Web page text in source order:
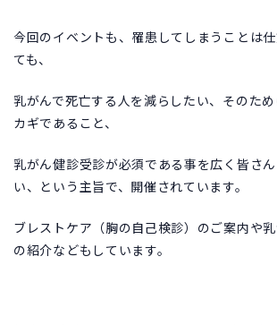
今回のイベントも、罹患してしまうことは
ても、
乳がんで死亡する人を減らしたい、そのた
カギであること、
乳がん健診受診が必須である事を広く皆さ
い、という主旨で、開催されています。
ブレストケア（胸の自己検診）のご案内や
の紹介などもしています。